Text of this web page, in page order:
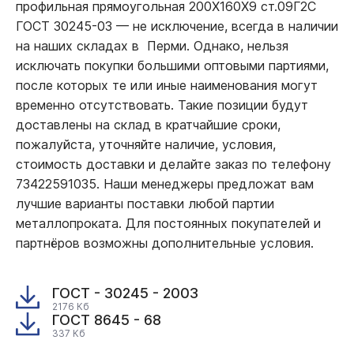
профильная прямоугольная 200Х160Х9 ст.09Г2С
ГОСТ 30245-03 — не исключение, всегда в наличии
на наших складах в Перми. Однако, нельзя
исключать покупки большими оптовыми партиями,
после которых те или иные наименования могут
временно отсутствовать. Такие позиции будут
доставлены на склад в кратчайшие сроки,
пожалуйста, уточняйте наличие, условия,
стоимость доставки и делайте заказ по телефону
73422591035. Наши менеджеры предложат вам
лучшие варианты поставки любой партии
металлопроката. Для постоянных покупателей и
партнёров возможны дополнительные условия.
ГОСТ - 30245 - 2003
2176 Кб
ГОСТ 8645 - 68
337 Кб